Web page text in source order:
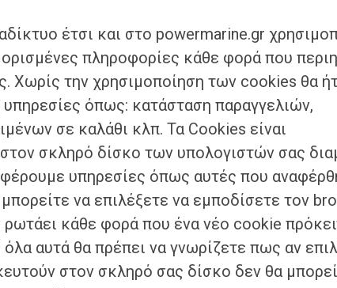
έτσι και στο powermarine.gr
πληροφορίες κάθε φορά που
Χωρίς την χρησιμοποίηση των cookies θα
όπως: κατάσταση παραγγελιών,
σε καλάθι κλπ. Τα Cookies είναι
σκληρό δίσκο των υπολογιστών σας
υπηρεσίες όπως αυτές που
να επιλέξετε να εμποδίσετε τον
κάθε φορά που ένα νέο cookie
αυτά θα πρέπει να γνωρίζετε πως αν
στον σκληρό σας δίσκο δεν θα